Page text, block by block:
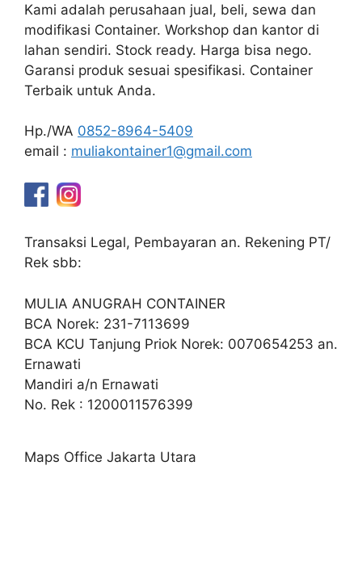
Kami adalah perusahaan jual, beli, sewa dan
modifikasi Container. Workshop dan kantor di
lahan sendiri. Stock ready. Harga bisa nego.
Garansi produk sesuai spesifikasi. Container
Terbaik untuk Anda.
Hp./WA 0852-8964-5409
email : muliakontainer1@gmail.com
Transaksi Legal, Pembayaran an. Rekening PT/
Rek sbb:
MULIA ANUGRAH CONTAINER
BCA Norek: 231-7113699
BCA KCU Tanjung Priok Norek: 0070654253 an.
Ernawati
Mandiri a/n Ernawati
No. Rek : 1200011576399
Maps Office Jakarta Utara